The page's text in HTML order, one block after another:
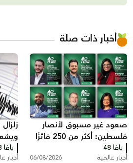
أخبار ذات صلة
صعود غير مسبوق لأنصار
فلسطين: أكثر من 250 فائزًا
بينهم 35 في الكونغرس
يافا 48
أخبار عالمية 06/08/2026
يافا 48
أخبار